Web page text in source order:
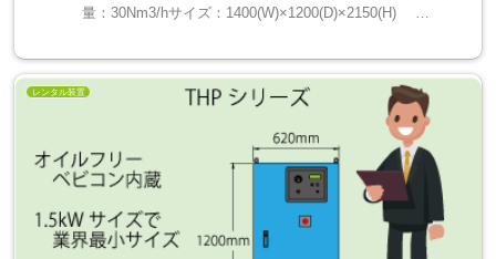
量：30Nm3/hサイズ：1400(W)×1200(D)×2150(H)
レンタル装置